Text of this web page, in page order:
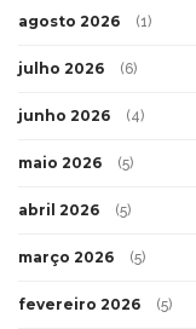
agosto 2026 (1)
julho 2026 (6)
junho 2026 (4)
maio 2026 (5)
abril 2026 (5)
março 2026 (5)
fevereiro 2026 (5)